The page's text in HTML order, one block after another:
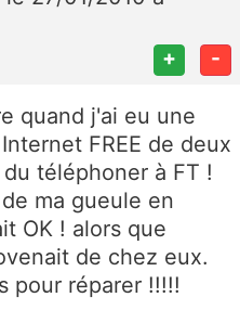
+ -
quand j'ai eu une
FREE de deux
téléphoner à FT !
ma gueule en
OK ! alors que
de chez eux.
pour réparer !!!!!